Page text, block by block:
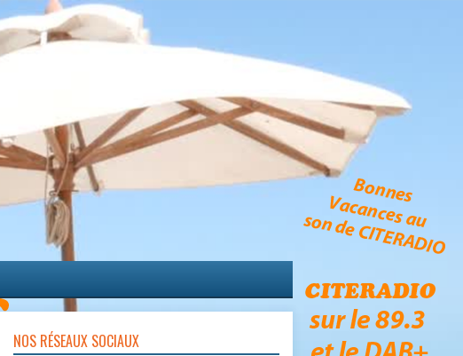
NOS RÉSEAUX SOCIAUX